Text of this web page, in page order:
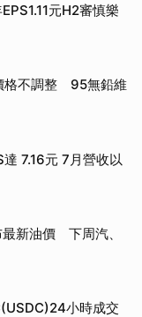
元H2審慎樂
格不調整 95無鉛維
7.16元 7月營收以
新油價 下周汽、
小時成交